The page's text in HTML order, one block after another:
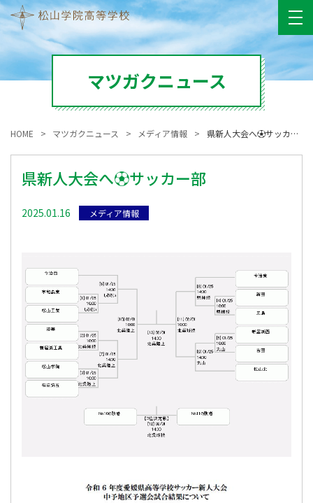
マツガクニュース
HOME マツガクニュース メディア情報 県新人大会へ⚽サッカー部
県新人大会へ⚽サッカー部
2025.01.16 メディア情報